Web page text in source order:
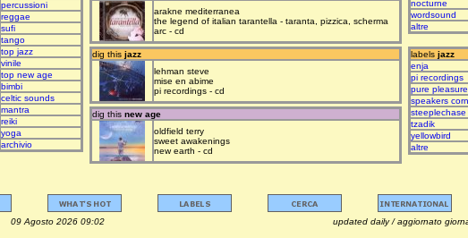
percussioni
reggae
sufi
tango
top jazz
vinile
top new age
bimbi
celtic sounds
mantra
reiki
yoga
archivio
arakne mediterranea
the legend of italian tarantella - taranta, pizzica, scherma
arc - cd
dig this jazz
lehman steve
mise en abime
pi recordings - cd
dig this new age
oldfield terry
sweet awakenings
new earth - cd
nocturne
wordsound
altre
labels jazz
enja
pi recordings
pure pleasure
speakers
steeplechase
tzadik
yellowbird
altre
09 Agosto 2026 09:02 updated daily / aggiornato